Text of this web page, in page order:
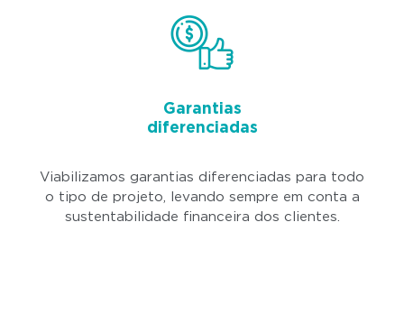
Garantias
diferenciadas
Viabilizamos garantias diferenciadas para todo
o tipo de projeto, levando sempre em conta a
sustentabilidade financeira dos clientes.